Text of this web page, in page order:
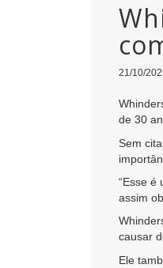
21/10/
de 30
Sem
“Esse é
assim
causar
Ele